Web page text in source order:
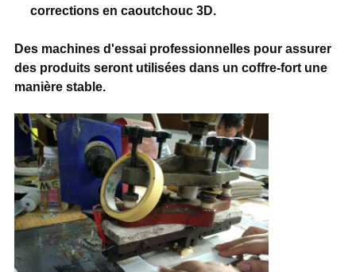
corrections en caoutchouc 3D.
Des machines d'essai professionnelles pour assurer
des produits seront utilisées dans un coffre-fort une
manière stable.